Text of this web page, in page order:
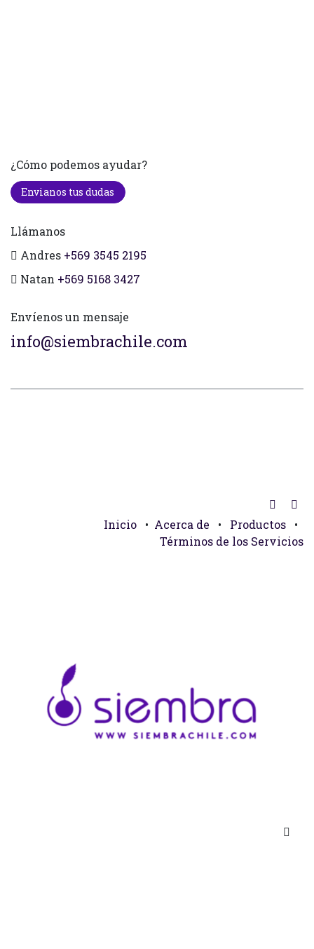
¿Cómo podemos ayudar?
Envianos tus dudas
Llámanos
Andres +569 3545 2195
Natan +569 5168 3427
Envíenos un mensaje
info@siembrachile.com
Inicio • Acerca de • Productos
•
Términos de los Servicios